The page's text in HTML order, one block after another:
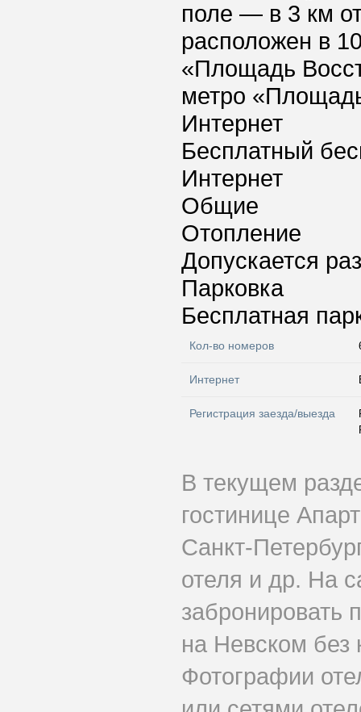
поле — в 3 км
расположен в
«Площадь
метро
Интернет
Бесплатный
Интернет
Общие
Отопление
Допускается
Парковка
Бесплатная
Кол-во номеров
Интернет
Регистрация заезда/выезда
В текущем
гостинице
Санкт-
отеля и др. На
забронировать
на Невском без
Фотографии